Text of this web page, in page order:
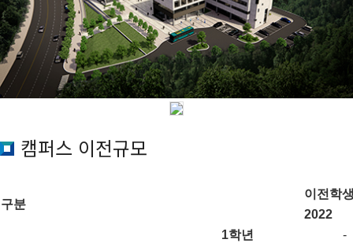
캠퍼스 이전규모
구분
이전학
2022
1학년
-